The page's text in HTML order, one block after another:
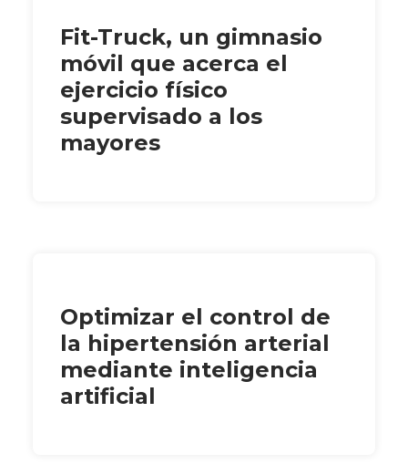
Fit-Truck, un gimnasio
móvil que acerca el
ejercicio físico
supervisado a los
mayores
Optimizar el control de
la hipertensión arterial
mediante inteligencia
artificial